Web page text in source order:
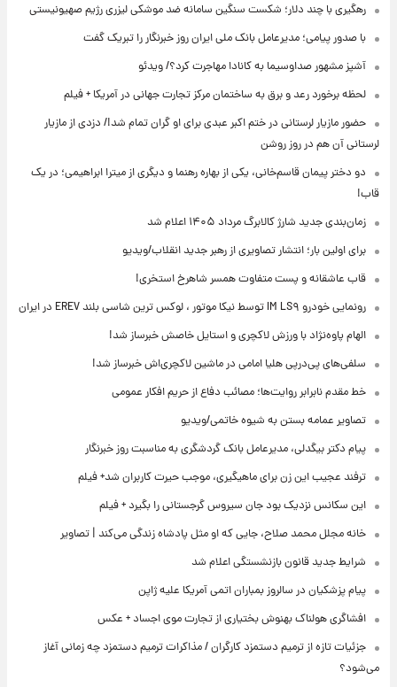
رهگیری با چند دلار؛ شکست سنگین سامانه ضد موشکی لیزری رژیم صهیونیستی
با صدور پیامی؛ مدیرعامل بانک ملی ایران روز خبرنگار را تبریک گفت
آشپز مشهور صداوسیما به کانادا مهاجرت کرد؟/ ویدئو
لحظه برخورد رعد و برق به ساختمان مرکز تجارت جهانی در آمریکا + فیلم
حضور مازیار لرستانی در ختم اکبر عبدی برای او گران تمام شد!/ دزدی از مازیار
لرستانی آن هم در روز روشن
دو دختر پیمان قاسم‌خانی، یکی از بهاره رهنما و دیگری از میترا ابراهیمی؛ در یک
قاب!
زمان‌بندی جدید شارژ کالابرگ مرداد ۱۴۰۵ اعلام شد
برای اولین بار؛ انتشار تصاویری از رهبر جدید انقلاب/ویدیو
قاب عاشقانه و پست متفاوت همسر شاهرخ استخری!
رونمایی خودرو IM LS۹ توسط نیکا موتور ، لوکس ترین شاسی بلند EREV در ایران
الهام پاوه‌نژاد با ورزش لاکچری و استایل خاصش خبرساز شد!
سلفی‌های پی‌درپی هلیا امامی در ماشین لاکچری‌اش خبرساز شد!
خط مقدم نابرابر روایت‌ها؛ مصائب دفاع از حریم افکار عمومی
تصاویر عمامه بستن به شیوه خاتمی/ویدیو
پیام دکتر بیگدلی، مدیرعامل بانک گردشگری به مناسبت روز خبرنگار
ترفند عجیب این زن برای ماهیگیری، موجب حیرت کاربران شد+ فیلم
این سکانس نزدیک بود جان سیروس گرجستانی را بگیرد + فیلم
خانه مجلل محمد صلاح، جایی که او مثل پادشاه زندگی می‌کند | تصاویر
شرایط جدید قانون بازنشستگی اعلام شد
پیام پزشکیان در سالروز بمباران اتمی آمریکا علیه ژاپن
افشاگری هولناک بهنوش بختیاری از تجارت موی اجساد + عکس
جزئیات تازه از ترمیم دستمزد کارگران / مذاکرات ترمیم دستمزد چه زمانی آغاز
می‌شود؟